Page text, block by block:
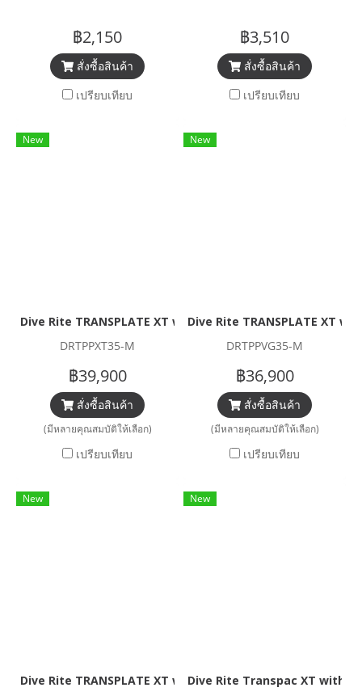
฿2,150
สั่งซื้อสินค้า
เปรียบเทียบ
฿3,510
สั่งซื้อสินค้า
เปรียบเทียบ
New
Dive Rite TRANSPLATE XT with VOYAGER XT WING (35 LB)
DRTPPXT35-M
฿39,900
สั่งซื้อสินค้า
(มีหลายคุณสมบัติให้เลือก)
เปรียบเทียบ
New
Dive Rite TRANSPLATE XT
DRTPPVG35-M
฿36,900
สั่งซื้อสินค้า
(มีหลายคุณสมบัติให้เลือก)
เปรียบเทียบ
New
Dive Rite TRANSPLATE XT with TRAVEL EXP WING (25LB)
New
Dive Rite Transpac XT with